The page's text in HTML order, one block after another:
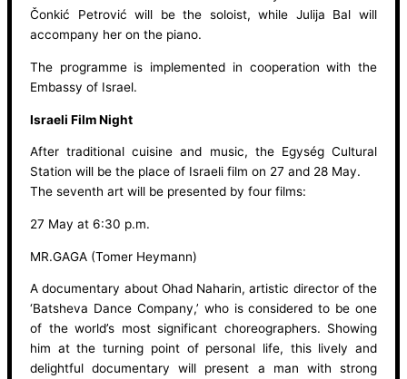
Čonkić Petrović will be the soloist, while Julija Bal will
accompany her on the piano.
The programme is implemented in cooperation with the
Embassy of Israel.
Israeli Film Night
After traditional cuisine and music, the Egység Cultural
Station will be the place of Israeli film on 27 and 28 May.
The seventh art will be presented by four films:
27 May at 6:30 p.m.
MR.GAGA (Tomer Heymann)
A documentary about Ohad Naharin, artistic director of the
‘Batsheva Dance Company,’ who is considered to be one
of the world’s most significant choreographers. Showing
him at the turning point of personal life, this lively and
delightful documentary will present a man with strong